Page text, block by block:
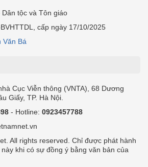
tộc và Tôn giáo
cấp ngày 17/10/2025
Văn Bá
Cục Viễn thông (VNTA), 68 Dương
Giấy, TP. Hà Nội.
- Hotline: 0923457788
All rights reserved. Chỉ được phát hành
khi có sự đồng ý bằng văn bản của